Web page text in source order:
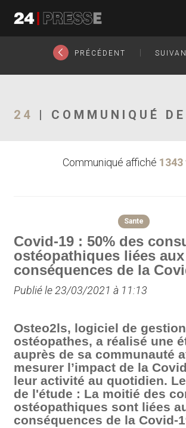
24Presse -
Communiqués de
PRÉCÉDENT
24 | COMMUNIQUÉ
Communiqué affiché
Sante
Covid-19 : 50% des
ostéopathiques liées aux
conséquences de la
Publié le 23/03/2021 à 11:13
Osteo2ls, logiciel de
ostéopathes, a réalisé une
auprès de sa communauté
mesurer l’impact de la
leur activité au quotidien.
de l'étude : La moitié des
ostéopathiques sont liées
conséquences de la Covid-